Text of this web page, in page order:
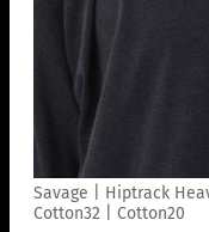
Savage | Hiptrack
Cotton32 | Cotton20